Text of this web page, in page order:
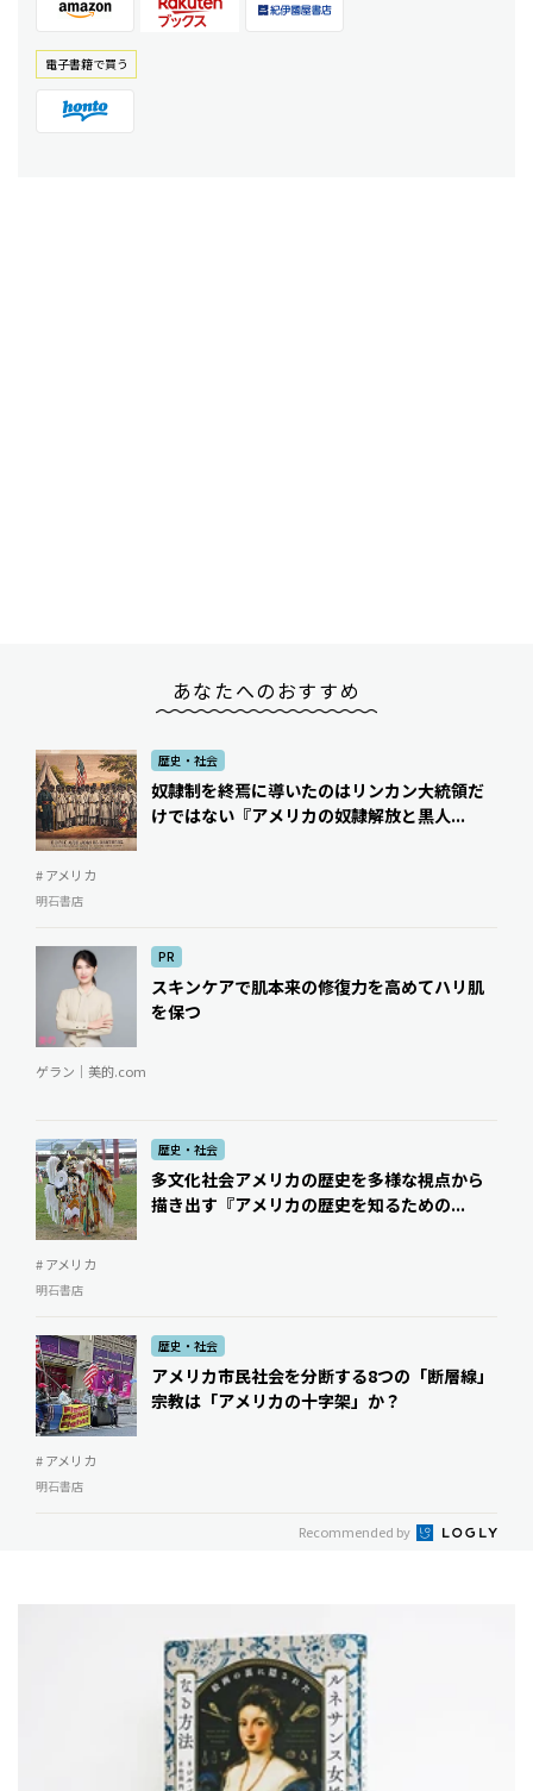
電⼦書籍で買う
あなたへのおすすめ
歴史・社会
奴隷制を終焉に導いたのはリンカン大統領だ
けではない――『アメリカの奴隷解放と黒人...
# アメリカ
明石書店
PR
スキンケアで肌本来の修復力を高めてハリ肌
を保つ
ゲラン｜美的.com
歴史・社会
多文化社会アメリカの歴史を多様な視点から
描き出す――『アメリカの歴史を知るための...
# アメリカ
明石書店
歴史・社会
アメリカ市民社会を分断する8つの「断層線」――
宗教は「アメリカの十字架」か？
# アメリカ
明石書店
Recommended by